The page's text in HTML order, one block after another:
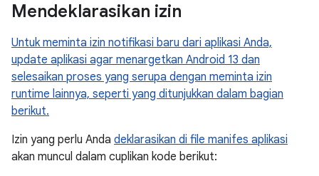
Mendeklarasikan izin
Untuk meminta izin notifikasi baru dari aplikasi Anda,
update aplikasi agar menargetkan Android 13 dan
selesaikan proses yang serupa dengan meminta izin
runtime lainnya, seperti yang ditunjukkan dalam bagian
berikut.
Izin yang perlu Anda deklarasikan di file manifes aplikasi
akan muncul dalam cuplikan kode berikut: